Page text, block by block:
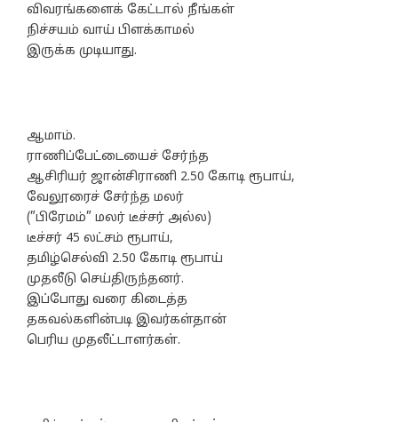
விவரங்களைக் கேட்டால் நீங்கள்
நிச்சயம் வாய் பிளக்காமல்
இருக்க முடியாது.
ஆமாம்.
ராணிப்பேட்டையைச் சேர்ந்த
ஆசிரியர் ஜான்சிராணி 2.50 கோடி ரூபாய்,
வேலூரைச் சேர்ந்த மலர்
(”பிரேமம்” மலர் டீச்சர் அல்ல)
டீச்சர் 45 லட்சம் ரூபாய்,
தமிழ்செல்வி 2.50 கோடி ரூபாய்
முதலீடு செய்திருந்தனர்.
இப்போது வரை கிடைத்த
தகவல்களின்படி இவர்கள்தான்
பெரிய முதலீட்டாளர்கள்.